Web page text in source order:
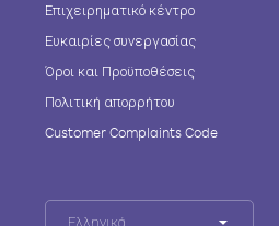
Επιχειρηματικό κέντρο
Ευκαιρίες συνεργασίας
Όροι και Προϋποθέσεις
Πολιτική απορρήτου
Customer Complaints Code
Ελληνικά